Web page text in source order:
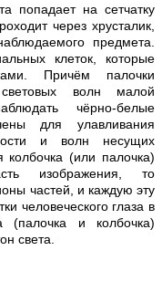
попадает на сетчатку
через хрусталик,
предмета.
клеток, которые
Причём палочки
волн малой
чёрно-белые
для улавливания
и волн несущих
(или палочка)
изображения, то
частей, и каждую эту
человеческого глаза в
(палочка и колбочка)
света.